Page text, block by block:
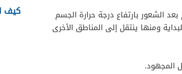
الشعور بارتفاع درجة حرارة الجسم
ومنها ينتقل إلى المناطق الأخرى
المجهود.
كيف